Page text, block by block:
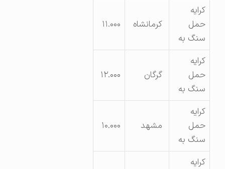
حمل
سنگ به
کرمانشاه ۱۱.۰۰۰
حمل
سنگ به
گرگان ۱۲.۰۰۰
حمل
سنگ به
مشهد ۱۰.۰۰۰